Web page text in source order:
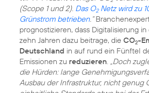
(Scope 1 und 2). Das O2Netz wird zu
Grünstrom betrieben.“
prognostizieren, dass Digitalisierung
zehn Jahren dazu beitrage, die CO2-
Deutschland in auf rund ein Fünftel
Emissionen zu reduzieren
„Doch
die Hürden: lange
Ausbau der Infrastruktur, nicht genug